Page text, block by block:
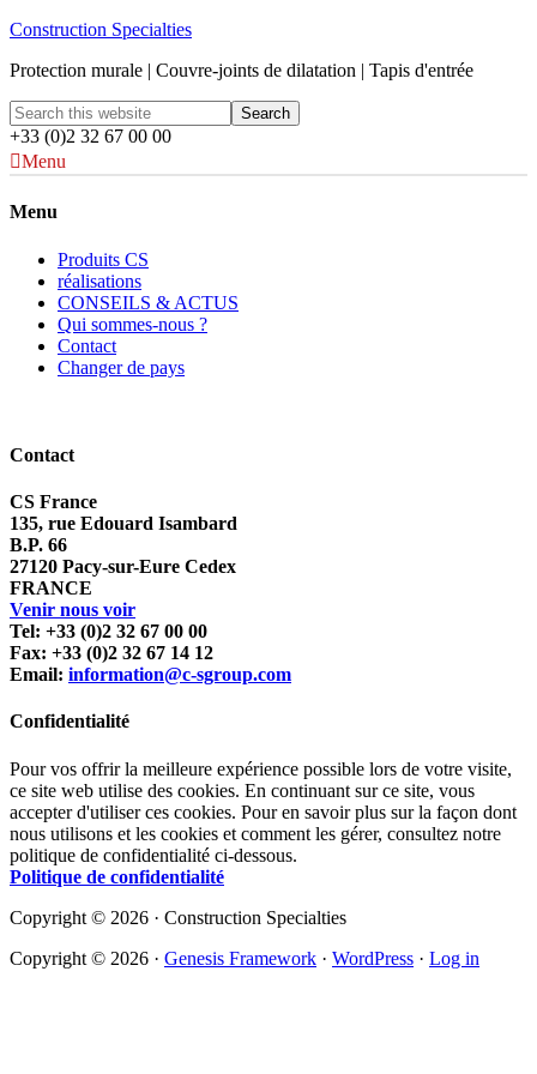
Construction Specialties
Protection murale | Couvre-joints de dilatation | Tapis d'entrée
+33 (0)2 32 67 00 00
Menu
Menu
Produits CS
réalisations
CONSEILS & ACTUS
Qui sommes-nous ?
Contact
Changer de pays
Contact
CS France
135, rue Edouard Isambard
B.P. 66
27120 Pacy-sur-Eure Cedex
FRANCE
Venir nous voir
Tel: +33 (0)2 32 67 00 00
Fax: +33 (0)2 32 67 14 12
Email: information@c-sgroup.com
Confidentialité
Pour vos offrir la meilleure expérience possible lors de votre visite,
ce site web utilise des cookies. En continuant sur ce site, vous
accepter d'utiliser ces cookies. Pour en savoir plus sur la façon dont
nous utilisons et les cookies et comment les gérer, consultez notre
politique de confidentialité ci-dessous.
Politique de confidentialité
Copyright © 2026 · Construction Specialties
Copyright © 2026 · Genesis Framework · WordPress · Log in